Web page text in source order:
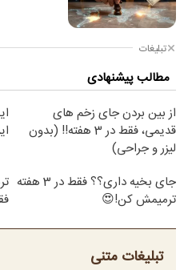
تبلیغات
مطالب پیشنهادی
از بین بردن جای زخم های
قدیمی، فقط در 3 هفته!! (بدون
لیزر و جراحی)
جای بخیه داری؟؟ فقط در 3 هفته
ترمیمش کن!😍
تبلیغات متنی